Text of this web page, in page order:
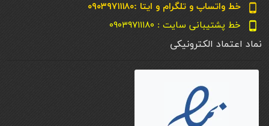
phone_android خط واتساپ و تلگرام و ایتا :۰۹۰۳۹۷۱۱۱۸۰
phone_android خط پشتیبانی سایت : ۰۹۰۳۹۷۱۱۱۸۰
نماد اعتماد الکترونیکی